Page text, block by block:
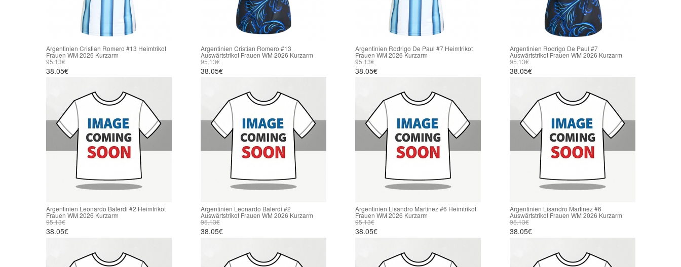
Argentinien Cristian Romero #13 Heimtrikot
Frauen WM 2026 Kurzarm
95.13€
38.05€
Argentinien Cristian Romero #13
Auswärtstrikot Frauen WM 2026 Kurzarm
95.13€
38.05€
Argentinien Rodrigo De Paul #7 Heimtrikot
Frauen WM 2026 Kurzarm
95.13€
38.05€
Argentinien Rodrigo De Paul #7
Auswärtstrikot Frauen WM 2026 Kurzarm
95.13€
38.05€
Argentinien Leonardo Balerdi #2 Heimtrikot
Frauen WM 2026 Kurzarm
95.13€
38.05€
Argentinien Leonardo Balerdi #2
Auswärtstrikot Frauen WM 2026 Kurzarm
95.13€
38.05€
Argentinien Lisandro Martinez #6 Heimtrikot
Frauen WM 2026 Kurzarm
95.13€
38.05€
Argentinien Lisandro Martinez #6
Auswärtstrikot Frauen WM 2026 Kurzarm
95.13€
38.05€